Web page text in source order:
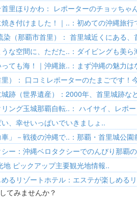
里ほりかわ： レポーターのチョッちゃ
き付けました！｜..：初めての沖縄旅行
染（那覇市首里）： 首里城近くにある
な空間に、ただた..：ダイビングも美ら
ても海！｜沖縄旅..：まず沖縄の魅力は
）： 口コミレポーターのたまごです！
跡（世界遺産）：2000年、首里城跡な
ング玉城那覇自転..： ハイサイ、レポ
、幸せいっぱいでいきましょ..
」－戦後の沖縄で..：那覇・首里城公園
シー：沖縄ベロタクシーでのんびり那覇
地 ピックアップ主要観光地情報..
めるリゾートホテル：エステが楽しめる
してみませんか？